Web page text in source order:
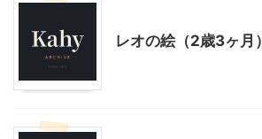
レオの絵（2歳3ヶ月）